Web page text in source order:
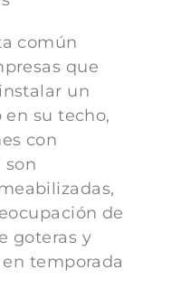
común
que
un
su techo,
con
son
de
goteras y
temporada